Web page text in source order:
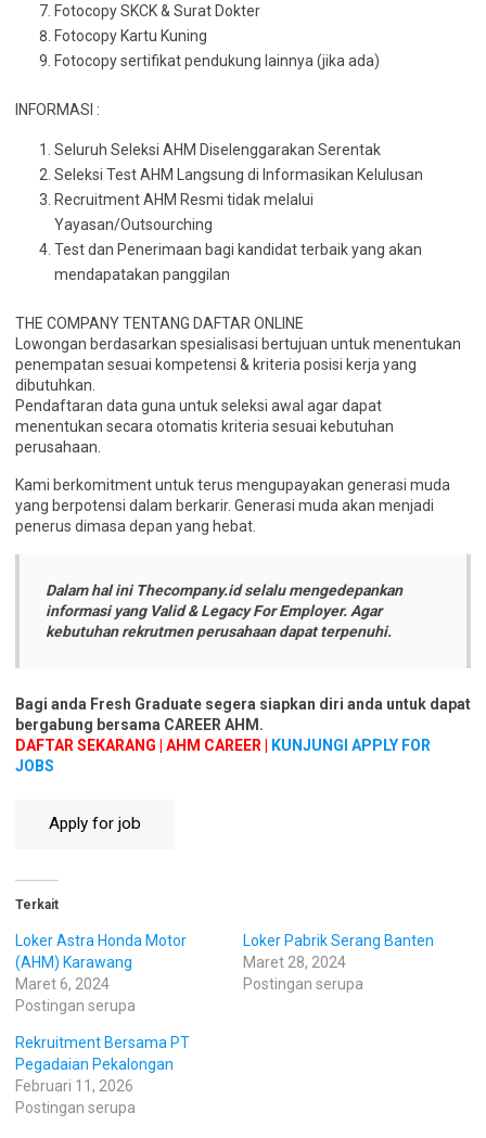
Fotocopy SKCK & Surat Dokter
Fotocopy Kartu Kuning
Fotocopy sertifikat pendukung lainnya (jika ada)
INFORMASI :
Seluruh Seleksi AHM Diselenggarakan Serentak
Seleksi Test AHM Langsung di Informasikan Kelulusan
Recruitment AHM Resmi tidak melalui
Yayasan/Outsourching
Test dan Penerimaan bagi kandidat terbaik yang akan
mendapatakan panggilan
THE COMPANY TENTANG DAFTAR ONLINE
Lowongan berdasarkan spesialisasi bertujuan untuk menentukan
penempatan sesuai kompetensi & kriteria posisi kerja yang
dibutuhkan.
Pendaftaran data guna untuk seleksi awal agar dapat
menentukan secara otomatis kriteria sesuai kebutuhan
perusahaan.
Kami berkomitment untuk terus mengupayakan generasi muda
yang berpotensi dalam berkarir. Generasi muda akan menjadi
penerus dimasa depan yang hebat.
Dalam hal ini Thecompany.id selalu mengedepankan
informasi yang Valid & Legacy For Employer. Agar
kebutuhan rekrutmen perusahaan dapat terpenuhi.
Bagi anda Fresh Graduate segera siapkan diri anda untuk dapat
bergabung bersama CAREER AHM.
DAFTAR SEKARANG | AHM CAREER |
KUNJUNGI APPLY FOR
JOBS
Terkait
Loker Astra Honda Motor
(AHM) Karawang
Maret 6, 2024
Postingan serupa
Loker Pabrik Serang Banten
Maret 28, 2024
Postingan serupa
Rekruitment Bersama PT
Pegadaian Pekalongan
Februari 11, 2026
Postingan serupa